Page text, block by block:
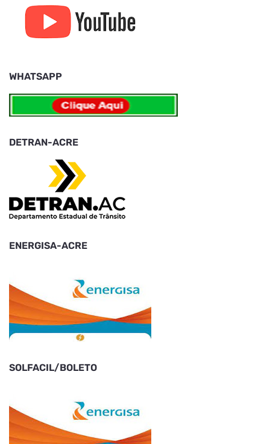
WHATSAPP
DETRAN-ACRE
ENERGISA-ACRE
SOLFACIL/BOLETO